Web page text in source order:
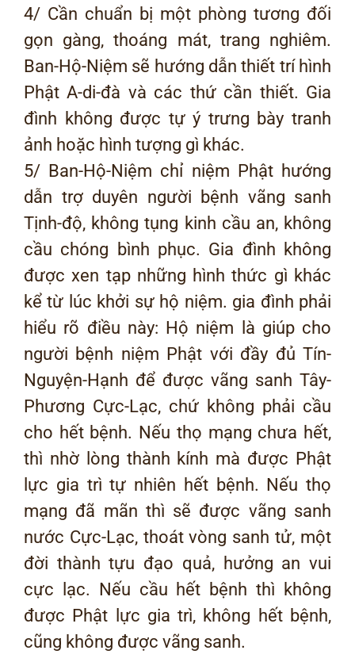
4/ Cần chuẩn bị một phòng tương đối
gọn gàng, thoáng mát, trang nghiêm.
Ban-Hộ-Niệm sẽ hướng dẫn thiết trí hình
Phật A-di-đà và các thứ cần thiết. Gia
đình không được tự ý trưng bày tranh
ảnh hoặc hình tượng gì khác.
5/ Ban-Hộ-Niệm chỉ niệm Phật hướng
dẫn trợ duyên người bệnh vãng sanh
Tịnh-độ, không tụng kinh cầu an, không
cầu chóng bình phục. Gia đình không
được xen tạp những hình thức gì khác
kể từ lúc khởi sự hộ niệm. gia đình phải
hiểu rõ điều này: Hộ niệm là giúp cho
người bệnh niệm Phật với đầy đủ Tín-
Nguyện-Hạnh để được vãng sanh Tây-
Phương Cực-Lạc, chứ không phải cầu
cho hết bệnh. Nếu thọ mạng chưa hết,
thì nhờ lòng thành kính mà được Phật
lực gia trì tự nhiên hết bệnh. Nếu thọ
mạng đã mãn thì sẽ được vãng sanh
nước Cực-Lạc, thoát vòng sanh tử, một
đời thành tựu đạo quả, hưởng an vui
cực lạc. Nếu cầu hết bệnh thì không
được Phật lực gia trì, không hết bệnh,
cũng không được vãng sanh.